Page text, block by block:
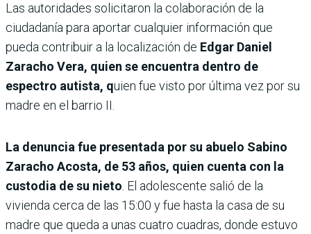
Las autoridades solicitaron la colaboración de la
ciudadanía para aportar cualquier información que
pueda contribuir a la localización de Edgar Daniel
Zaracho Vera, quien se encuentra dentro de
espectro autista, quien fue visto por última vez por su
madre en el barrio II.
La denuncia fue presentada por su abuelo Sabino
Zaracho Acosta, de 53 años, quien cuenta con la
custodia de su nieto . El adolescente salió de la
vivienda cerca de las 15:00 y fue hasta la casa de su
madre que queda a unas cuatro cuadras, donde estuvo